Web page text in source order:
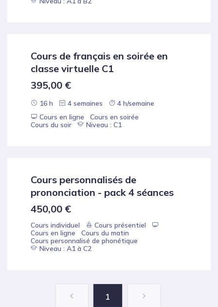
Cours de français en soirée en
classe virtuelle C1
395,00 €
16 h 4 semaines
4 h/semaine
Cours en ligne
Cours en soirée
Cours du soir
Niveau : C1
Cours personnalisés de
prononciation - pack 4 séances
450,00 €
Cours individuel
Cours présentiel
Cours en ligne
Cours du matin
Cours personnalisé de phonétique
Niveau : A1 à C2
1